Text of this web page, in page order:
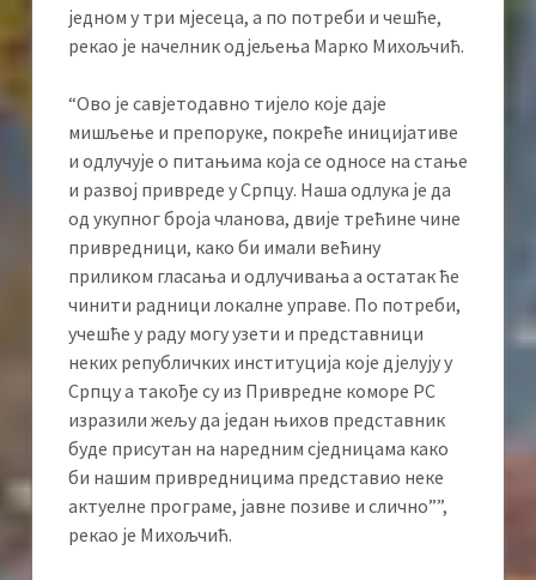
једном у три мјесеца, а по потреби и чешће,
рекао је начелник одјељења Марко Михољчић.
“Ово је савјетодавно тијело које даје
мишљење и препоруке, покреће иницијативе
и одлучује о питањима која се односе на стање
и развој привреде у Српцу. Наша одлука је да
од укупног броја чланова, двије трећине чине
привредници, како би имали већину
приликом гласања и одлучивања а остатак ће
чинити радници локалне управе. По потреби,
учешће у раду могу узети и представници
неких републичких институција које дјелују у
Српцу а такође су из Привредне коморе РС
изразили жељу да један њихов представник
буде присутан на наредним сједницама како
би нашим привредницима представио неке
актуелне програме, јавне позиве и слично””,
рекао је Михољчић.